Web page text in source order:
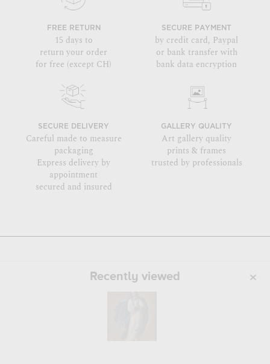
FREE RETURN
15 days to
return your order
for free (except CH)
SECURE PAYMENT
by credit card, Paypal
or bank transfer with
bank data encryption
SECURE DELIVERY
Careful made to measure
packaging
Express delivery by
appointment
secured and insured
GALLERY QUALITY
Art gallery quality
prints & frames
trusted by professionals
Recently viewed